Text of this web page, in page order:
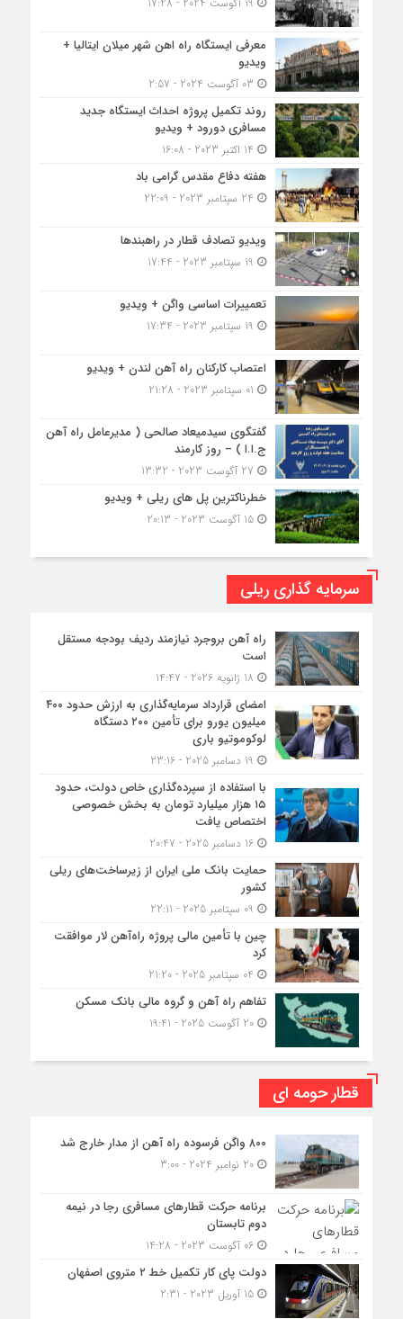
معرفی ایستگاه راه اهن شهر میلان ایتالیا +
ویدیو
روند تکمیل پروژه احداث ایستگاه جدید
مسافری دورود + ویدیو
هفته دفاع مقدس گرامی باد
ویدیو تصادف قطار در راهبندها
تعمییرات اساسی واگن + ویدیو
اعتصاب کارکنان راه آهن لندن + ویدیو
گفتگوی سیدمیعاد صالحی ( مدیرعامل راه آهن
ج.ا.ا ) – روز کارمند
خطرناکترین پل های ریلی + ویدیو
15 آگوست 2023 - 20:13
سرمایه گذاری ریلی
راه آهن بروجرد نیازمند ردیف بودجه مستقل
است
امضای قرارداد سرمایه‌گذاری به ارزش حدود ۴۰۰
میلیون یورو برای تأمین ۲۰۰ دستگاه
لوکوموتیو باری
با استفاده از سپرده‌گذاری خاص دولت، حدود
۱۵ هزار میلیارد تومان به بخش خصوصی
اختصاص یافت
16 دسامبر 2025 - 20:47
حمایت بانک ملی ایران از زیرساخت‌های ریلی
کشور
چین با تأمین مالی پروژه راه‌آهن لار موافقت
کرد
تفاهم راه آهن و گروه مالی بانک مسکن
20 آگوست 2025 - 19:41
قطار حومه ای
۸۰۰ واگن فرسوده راه آهن از مدار خارج شد
20 نوامبر 2024 - 3:00
برنامه حرکت قطارهای مسافری رجا در نیمه
دوم تابستان
06 آگوست 2023 - 14:28
دولت پای کار تکمیل خط ۲ متروی اصفهان
15 آوریل 2023 - 2:31